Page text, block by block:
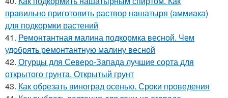
правильно приготовить раствор нашатыря (аммиака)
для подкормки растений
41. Ремонтантная малина подкормка весной. Чем
удобрять ремонтантную малину весной
42. Огурцы для Северо-Запада лучшие сорта для
открытого грунта. Открытый грунт
43. Как обрезать виноград осенью. Сроки проведения